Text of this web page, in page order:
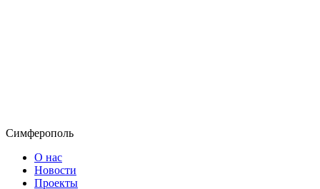
Симферополь
О нас
Новости
Проекты